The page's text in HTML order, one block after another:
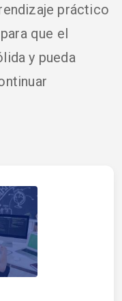
práctico
que el
y pueda